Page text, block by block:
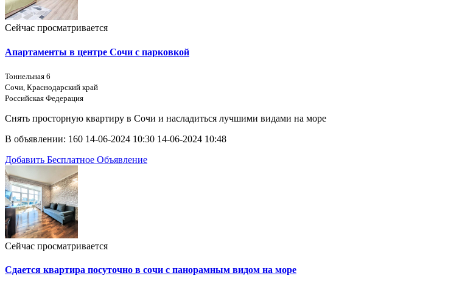
Сейчас просматривается
Апартаменты в центре Сочи с парковкой
Тоннельная 6
Сочи, Краснодарский край
Российская Федерация
Снять просторную квартиру в Сочи и насладиться лучшими видами на море
В объявлении: 160 14-06-2024 10:30 14-06-2024 10:48
Добавить Бесплатное Объявление
Сейчас просматривается
Сдается квартира посуточно в сочи с панорамным видом на море